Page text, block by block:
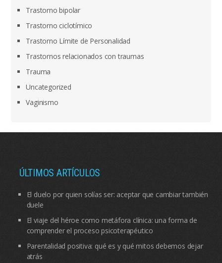
Trastorno bipolar
Trastorno ciclotímico
Trastorno Límite de Personalidad
Trastornos relacionados con traumas
Trauma
Uncategorized
Vaginismo
ÚLTIMOS ARTÍCULOS
El duelo por quien solías ser: aceptar que cambiar también
duele
El viaje del héroe como metáfora clínica: una forma de
comprender el proceso psicoterapéutico
Parentalidad positiva: qué es y qué mitos debemos dejar
atrás